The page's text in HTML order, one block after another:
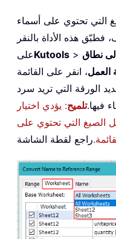
التي تحتوي على أسماء
هذه الأداة بالنقر
علىKutools > نطاق
العمل، انقر على القائمة
الورقة التي تريد سرد
فيها.تلميح: يؤدي اختيار
الصيغ التي تحتوي على